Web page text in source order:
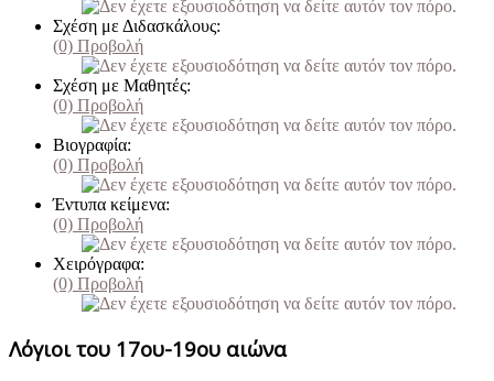
Σχέση με Διδασκάλους:
(0) Προβολή
Σχέση με Μαθητές:
(0) Προβολή
Βιογραφία:
(0) Προβολή
Έντυπα κείμενα:
(0) Προβολή
Χειρόγραφα:
(0) Προβολή
Λόγιοι του 17ου-19ου αιώνα